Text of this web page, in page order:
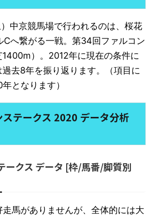
中京競馬場で行われるのは、桜花
Cへ繋がる一戦。第34回ファルコン
1400m）。2012年に現在の条件に
去8年を振り返ります。（項目に
となります）
ステークス 2020 データ分析
ークス データ [枠/馬番/脚質別
走馬がありませんが、全体的には大